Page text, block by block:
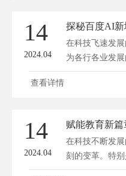
14
2024.04
探秘百度AI
在科技飞速发
为各行各业发
能...
查看详情
14
2024.04
在科技不断发
刻的变革。特
效...